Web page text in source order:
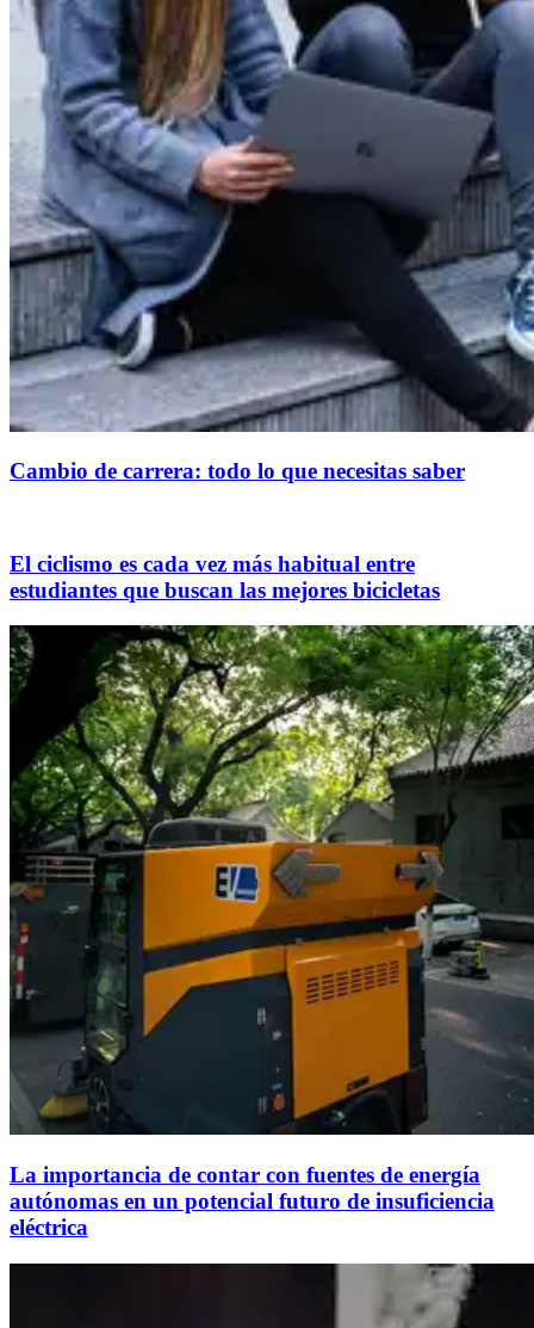
Cambio de carrera: todo lo que necesitas saber
El ciclismo es cada vez más habitual entre
estudiantes que buscan las mejores bicicletas
La importancia de contar con fuentes de energía
autónomas en un potencial futuro de insuficiencia
eléctrica